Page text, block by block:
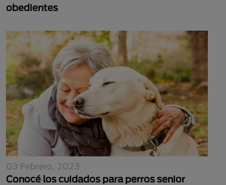
obedientes
03 Febrero, 2023
Conocé los cuidados para perros senior